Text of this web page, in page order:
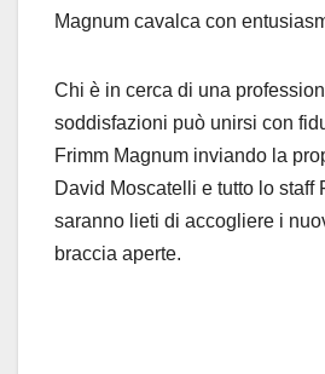
Magnum cavalca con
Chi è in cerca di una
soddisfazioni può unirsi con
Frimm Magnum inviando la
David Moscatelli e tutto lo staff
saranno lieti di accogliere i
braccia aperte.